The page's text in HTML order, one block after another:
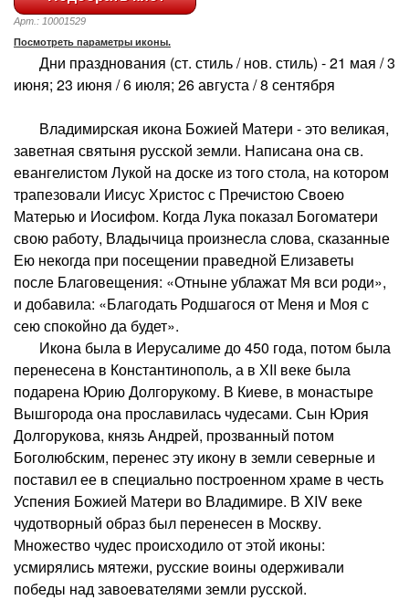
Арт.: 10001529
Посмотреть параметры иконы.
Дни празднования (ст. стиль / нов. стиль) - 21 мая / 3
июня; 23 июня / 6 июля; 26 августа / 8 сентября
Владимирская икона Божией Матери - это великая,
заветная святыня русской земли. Написана она св.
евангелистом Лукой на доске из того стола, на котором
трапезовали Иисус Христос с Пречистою Своею
Матерью и Иосифом. Когда Лука показал Богоматери
свою работу, Владычица произнесла слова, сказанные
Ею некогда при посещении праведной Елизаветы
после Благовещения: «Отныне ублажат Мя вси роди»,
и добавила: «Благодать Родшагося от Меня и Моя с
сею спокойно да будет».
Икона была в Иерусалиме до 450 года, потом была
перенесена в Константинополь, а в ХII веке была
подарена Юрию Долгорукому. В Киеве, в монастыре
Вышгорода она прославилась чудесами. Сын Юрия
Долгорукова, князь Андрей, прозванный потом
Боголюбским, перенес эту икону в земли северные и
поставил ее в специально построенном храме в честь
Успения Божией Матери во Владимире. В XIV веке
чудотворный образ был перенесен в Москву.
Множество чудес происходило от этой иконы:
усмирялись мятежи, русские воины одерживали
победы над завоевателями земли русской.